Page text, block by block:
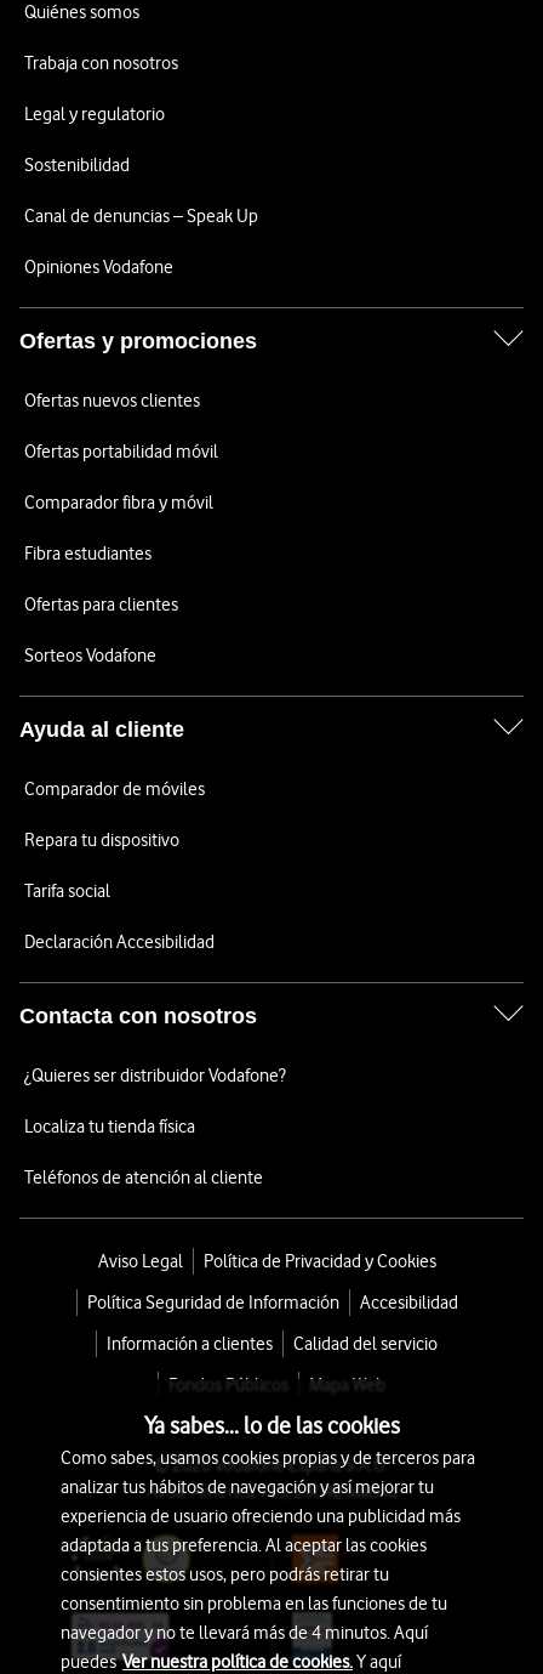
Quiénes somos
Trabaja con nosotros
Legal y regulatorio
Sostenibilidad
Canal de denuncias – Speak Up
Opiniones Vodafone
Ofertas y promociones
Ofertas nuevos clientes
Ofertas portabilidad móvil
Comparador fibra y móvil
Fibra estudiantes
Ofertas para clientes
Sorteos Vodafone
Ayuda al cliente
Comparador de móviles
Repara tu dispositivo
Tarifa social
Declaración Accesibilidad
Contacta con nosotros
¿Quieres ser distribuidor Vodafone?
Localiza tu tienda física
Teléfonos de atención al cliente
Aviso Legal
Política de Privacidad y Cookies
Política Seguridad de Información
Accesibilidad
Información a clientes
Calidad del servicio
Fondos Públicos
Mapa Web
© 2026 Vodafone España S.A.U.
Avda. América 115, 28042 Madrid
Ya sabes... lo de las cookies
Como sabes, usamos cookies propias y de terceros para
analizar tus hábitos de navegación y así mejorar tu
experiencia de usuario ofreciendo una publicidad más
adaptada a tus preferencia. Al aceptar las cookies
consientes estos usos, pero podrás retirar tu
consentimiento sin problema en las funciones de tu
navegador y no te llevará más de 4 minutos. Aquí
puedesVer nuestra política de cookies.Y aquí